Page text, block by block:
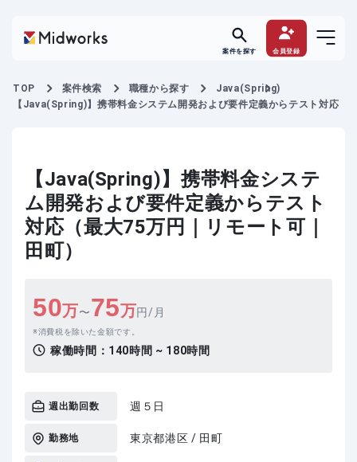
案件を探す 会員登録
TOP 案件検索 職種から探す
Java(Spring)
【Java(Spring)】携帯料金システム開発および要件定義からテスト対応
【Java(Spring)】携帯料金システ
ム開発および要件定義からテスト
対応（最大75万円｜リモート可｜
田町）
50万〜75万円/月
消費税を除いた金額です。
稼働時間： 140時間 ~ 180時間
週出勤回数 週５日
勤務地 東京都港区 / 田町